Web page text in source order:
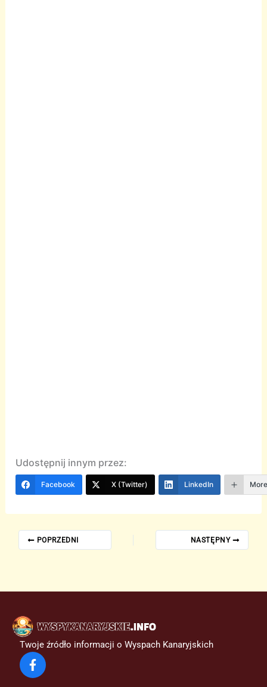
Udostępnij innym przez:
Facebook X (Twitter) LinkedIn
POPRZEDNI NASTĘPNY
Twoje źródło informacji o Wyspach Kanaryjskich